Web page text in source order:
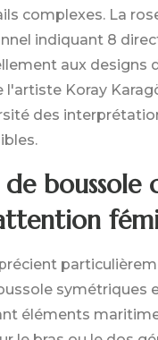
complexes. La
indiquant 8
aux designs
l'artiste Koray
des
boussole
symétriques
éléments